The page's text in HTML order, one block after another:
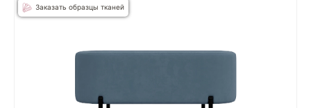
Заказать образцы тканей